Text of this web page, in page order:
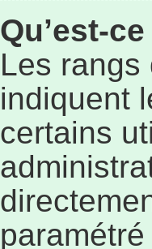
Qu’est-
Les rangs
indiquent
certains